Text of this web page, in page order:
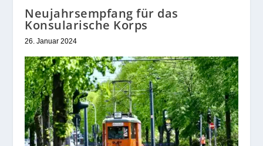
Neujahrsempfang für das
Konsularische Korps
26. Januar 2024